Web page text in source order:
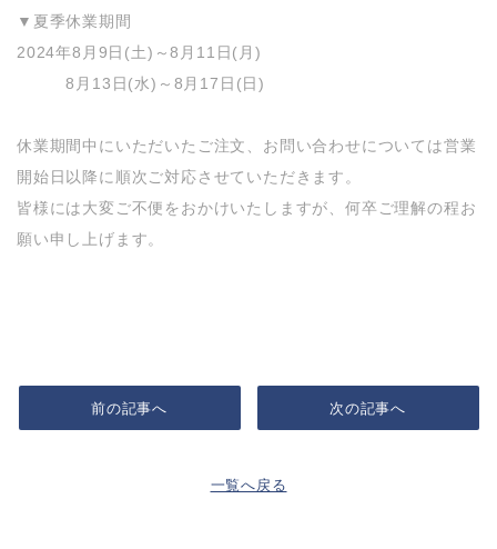
▼夏季休業期間
2024年8月9日(土)～8月11日(月)
8月13日(水)～8月17日(日)
休業期間中にいただいたご注文、お問い合わせについては営業
開始日以降に順次ご対応させていただきます。
皆様には大変ご不便をおかけいたしますが、何卒ご理解の程お
願い申し上げます。
前の記事へ
一覧へ戻る
次の記事へ